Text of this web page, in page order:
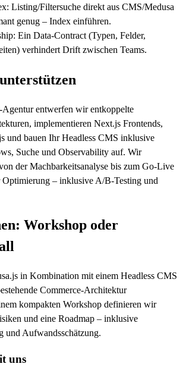
Listing/Filtersuche direkt aus CMS/Medusa
genug – Index einführen.
Ein Data‑Contract (Typen, Felder,
verhindert Drift zwischen Teams.
entwerfen wir entkoppelte
implementieren Next.js Frontends,
und bauen Ihr Headless CMS inklusive
Suche und Observability auf. Wir
der Machbarkeitsanalyse bis zum Go‑Live
– inklusive A/B‑Testing und
Workshop oder
in Kombination mit einem Headless CMS
Commerce‑Architektur
kompakten Workshop definieren wir
und eine Roadmap – inklusive
und Aufwandsschätzung.
uns